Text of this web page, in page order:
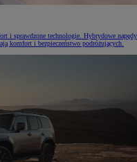
i sprawdzone technologie. Hybrydowe napędy
komfort i bezpieczeństwo podróżujących.